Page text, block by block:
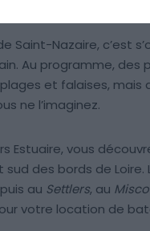
Saint-Nazaire, c’est
Au programme, des
et falaises, mais
ne l’imaginez.
Estuaire, vous
des bords de Loire.
au Settlers, au
votre location de